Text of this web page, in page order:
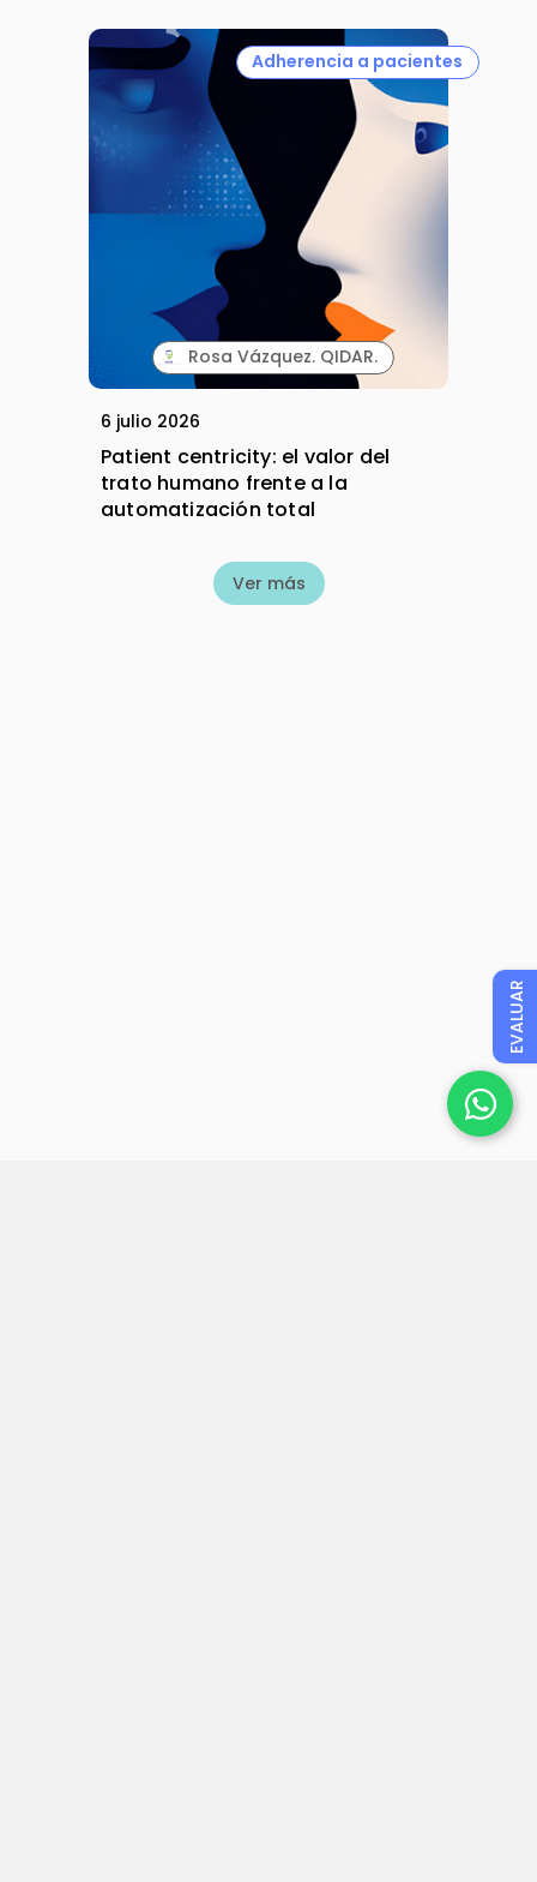
Adherencia a pacientes
Rosa Vázquez. QIDAR.
6 julio 2026
Patient centricity: el valor del
trato humano frente a la
automatización total
Ver más
EVALUAR